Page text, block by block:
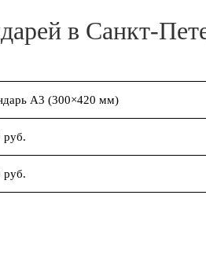
в Санкт-
А3 (300×420 мм)
руб.
руб.